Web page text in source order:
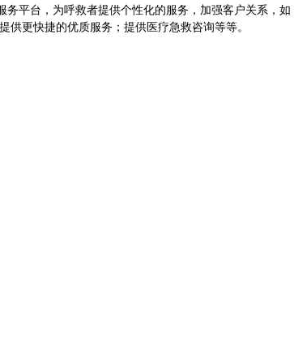
平台，为呼救者提供个性化的服务，加强客户关系，如
更快捷的优质服务；提供医疗急救咨询等等。